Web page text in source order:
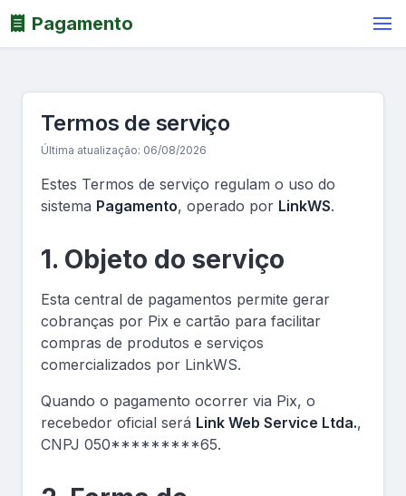
Pagamento
Termos de serviço
Última atualização: 06/08/2026
Estes Termos de serviço regulam o uso do
sistema Pagamento, operado por LinkWS.
1. Objeto do serviço
Esta central de pagamentos permite gerar
cobranças por Pix e cartão para facilitar
compras de produtos e serviços
comercializados por LinkWS.
Quando o pagamento ocorrer via Pix, o
recebedor oficial será Link Web Service Ltda.,
CNPJ 050*********65.